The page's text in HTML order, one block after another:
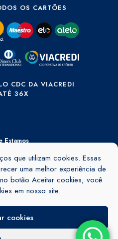
que utilizam cookies. Essas
uma melhor experiência de
botão Aceitar cookies, você
em nosso site.
cookies
OS CARTÕES
CDC DA VIACREDI
36X
Estamos
Rio Cerro - Jaraguá do Sul - SC -
155
mapa